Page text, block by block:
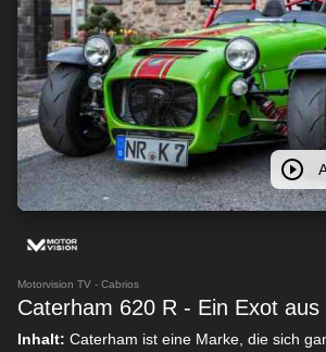
Motorvision TV - Cabrios
Caterham 620 R - Ein Exot aus
Inhalt: Caterham ist eine Marke, die sich